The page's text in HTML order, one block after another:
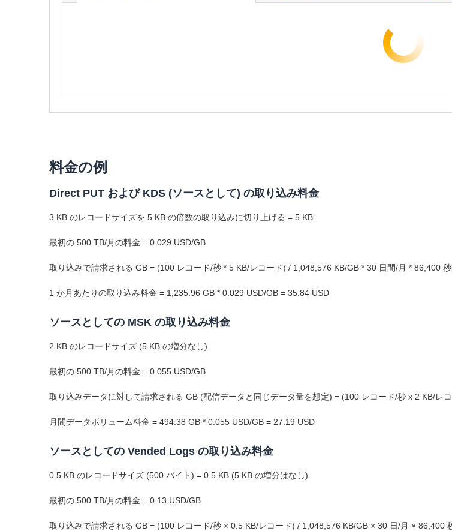
料金の例
Direct PUT および KDS (ソースとして) の取り込み料金
3 KB のレコードサイズを 5 KB の倍数の取り込みに切り上げる = 5 KB
最初の 500 TB/月の料金 = 0.029 USD/GB
取り込みで請求される GB = (100 レコード/秒 * 5 KB/レコード) / 1,048,576 KB/GB * 30 日間/月 * 86,400
1 か月あたりの取り込み料金 = 1,235.96 GB * 0.029 USD/GB = 35.84 USD
ソースとしての MSK の取り込み料金
2 KB のレコードサイズ (5 KB の増分なし)
最初の 500 TB/月の料金 = 0.055 USD/GB
取り込みデータに対して請求される GB (配信データと同じデータ量を想定) = (100 レコード/秒 x 2 KB/
月間データボリューム料金 = 494.38 GB * 0.055 USD/GB = 27.19 USD
ソースとしての Vended Logs の取り込み料金
0.5 KB のレコードサイズ (500 バイト) = 0.5 KB (5 KB の増分はなし)
最初の 500 TB/月の料金 = 0.13 USD/GB
取り込みで請求される GB = (100 レコード/秒 × 0.5 KB/レコード) / 1,048,576 KB/GB × 30 日/月 × 86,400